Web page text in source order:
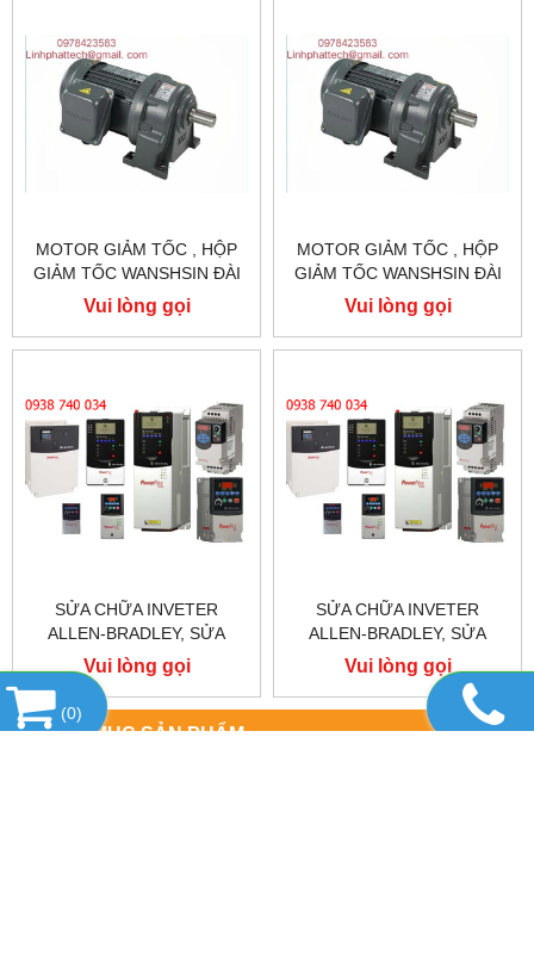
DANH MỤC SẢN PHẨM
MOTOR GIẢM TỐC , HỘP
GIẢM TỐC WANSHSIN ĐÀI
LOAN 1.5KW 1500W 2HP AC
BA PHA 220 V / 380V
Vui lòng gọi
MOTOR GIẢM TỐC , HỘP
GIẢM TỐC WANSHSIN ĐÀI
LOAN 1.5KW 1500W 2HP AC
BA PHA 220 V / 380V
Vui lòng gọi
SỬA CHỮA INVETER
ALLEN-BRADLEY, SỬA
CHỮA ALLEN-BRADLEY
POWER FLEX 755
Vui lòng gọi
SỬA CHỮA INVETER
ALLEN-BRADLEY, SỬA
CHỮA ALLEN-BRADLEY
POWER FLEX 753
Vui lòng gọi
(0)